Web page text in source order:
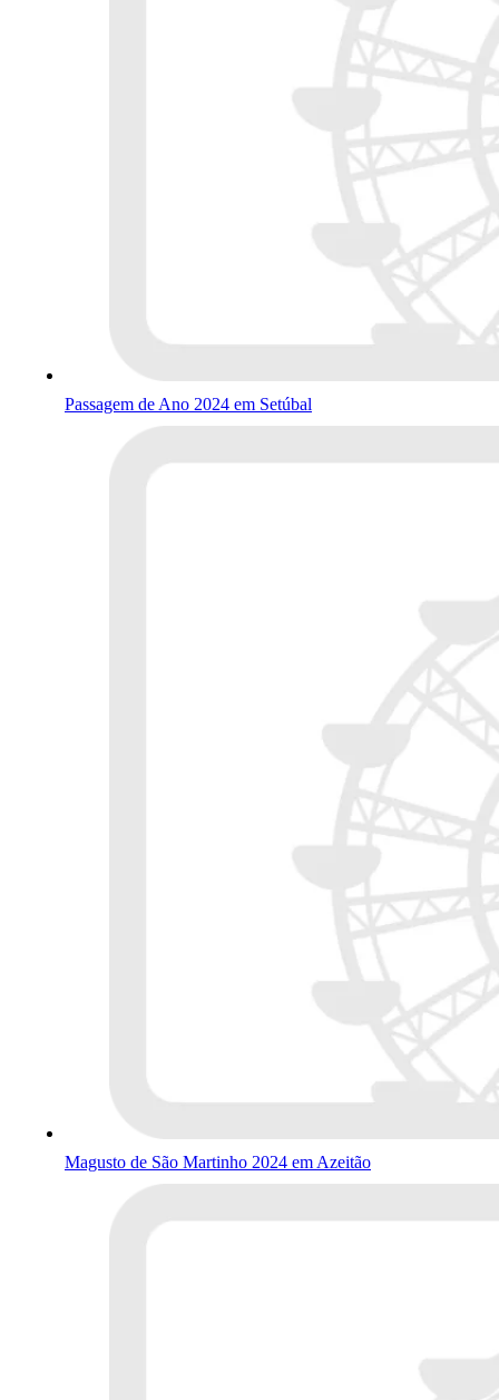
Passagem de Ano 2024 em Setúbal
Magusto de São Martinho 2024 em Azeitão